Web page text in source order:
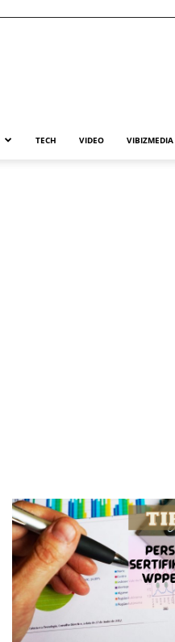
TECH VIDEO VIBIZMEDIA